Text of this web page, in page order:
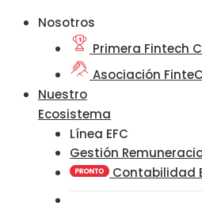
Nosotros
Primera Fintech
Asociación
Nuestro
Ecosistema
Línea EFC
Gestión
Contabilidad